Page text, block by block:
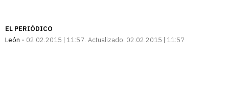
EL PERIÓDICO
León
02.02.2015 | 11:57 Actualizado: 02.02.2015 | 11:57